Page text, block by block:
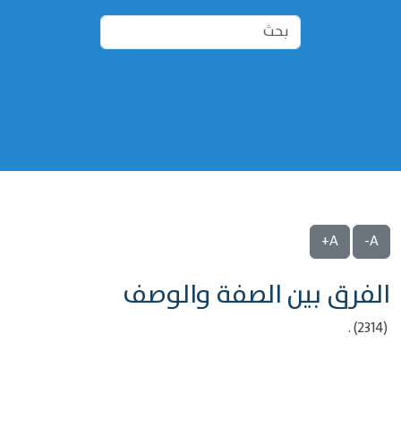
A-
A+
الفرق بين الصفة والوصف
(2314) .